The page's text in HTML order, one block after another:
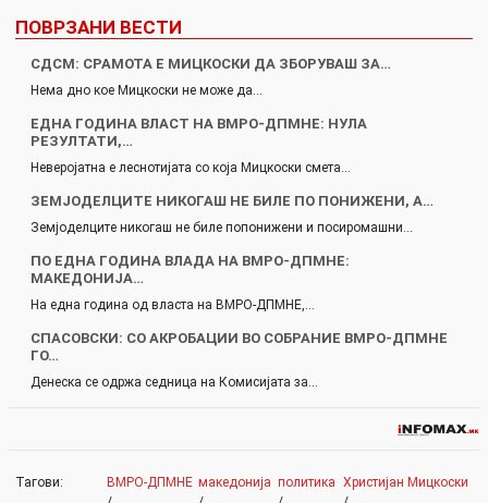
ПОВРЗАНИ ВЕСТИ
СДСМ: СРАМОТА Е МИЦКОСКИ ДА ЗБОРУВАШ ЗА…
Нема дно кое Мицкоски не може да…
ЕДНА ГОДИНА ВЛАСТ НА ВМРО-ДПМНЕ: НУЛА
РЕЗУЛТАТИ,…
Неверојатна е леснотијата со која Мицкоски смета…
ЗЕМЈОДЕЛЦИТЕ НИКОГАШ НЕ БИЛЕ ПО ПОНИЖЕНИ, А…
Земјоделците никогаш не биле попонижени и посиромашни…
ПО ЕДНА ГОДИНА ВЛАДА НА ВМРО-ДПМНЕ:
МАКЕДОНИЈА…
На една година од власта на ВМРО-ДПМНЕ,…
СПАСОВСКИ: СО АКРОБАЦИИ ВО СОБРАНИЕ ВМРО-ДПМНЕ
ГО…
Денеска се одржа седница на Комисијата за…
Тагови:
ВМРО-ДПМНЕ македонија политика Христијан Мицкоски